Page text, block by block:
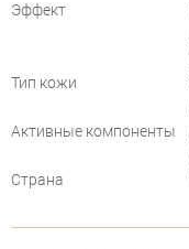
Эффект
Тип кожи
Активные компоненты
Страна